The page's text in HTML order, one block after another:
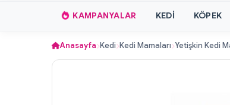
KAMPANYALAR KEDI KÖPEK
Anasayfa Kedi Kedi Mamaları Yetişkin Kedi